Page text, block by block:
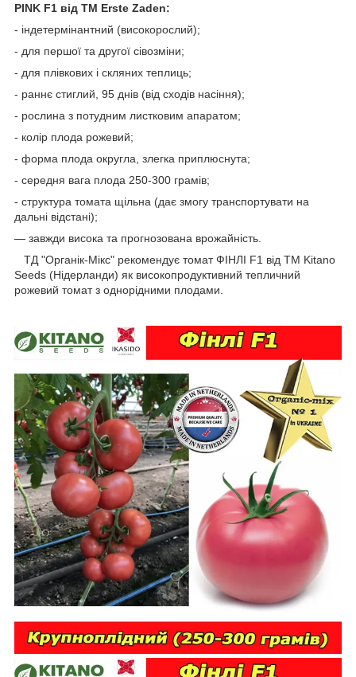
PINK F1 від ТМ Erste Zaden:
- індетермінантний (високорослий);
- для першої та другої сівозміни;
- для плівкових і скляних теплиць;
- раннє стиглий, 95 днів (від сходів насіння);
- рослина з потудним листковим апаратом;
- колір плода рожевий;
- форма плода округла, злегка приплюснута;
- середня вага плода 250-300 грамів;
- структура томата щільна (дає змогу транспортувати на
дальні відстані);
— завжди висока та прогнозована врожайність.
ТД "Органік-Мікс" рекомендує томат ФІНЛІ F1 від ТМ Kitano
Seeds (Нідерланди) як високопродуктивний тепличний
рожевий томат з однорідними плодами.